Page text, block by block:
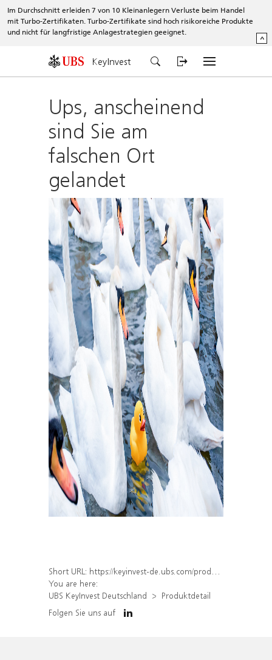
Im Durchschnitt erleiden 7 von 10 Kleinanlegern Verluste beim Handel
mit Turbo-Zertifikaten. Turbo-Zertifikate sind hoch risikoreiche Produkte
und nicht für langfristige Anlagestrategien geeignet.
^
KeyInvest
Ups, anscheinend
sind Sie am
falschen Ort
gelandet
Short URL: https://keyinvest-de.ubs.com/produkt/detail/index/isin/DE000WA8WEU8
You are here:
UBS KeyInvest Deutschland
Produktdetail
Folgen Sie uns auf